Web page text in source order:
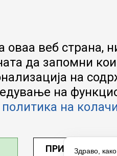
Finderвеб страна,
да запомни
на
на
политика на
ПРИЛАГОДИ
Здраво,